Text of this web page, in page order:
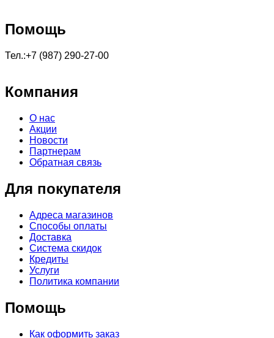
Помощь
Тел.:+7 (987) 290-27-00
Компания
О нас
Акции
Новости
Партнерам
Обратная связь
Для покупателя
Адреса магазинов
Способы оплаты
Доставка
Система скидок
Кредиты
Услуги
Политика компании
Помощь
Как оформить заказ